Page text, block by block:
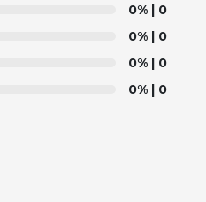
0%| 0
0%| 0
0%| 0
0%| 0